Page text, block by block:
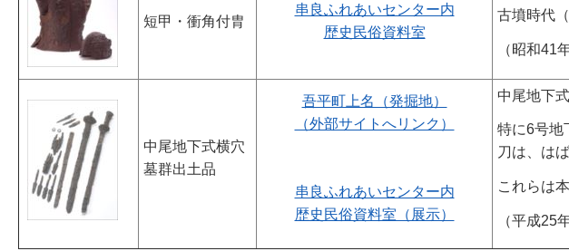
短甲・衝角付胄
串良ふれあいセンター内
歴史民俗資料室
古墳時代
（昭和41
中尾地下式横穴
墓群出土品
吾平町上名（発掘地）
（外部サイトへリンク）
串良ふれあいセンター内
歴史民俗資料室（展示）
中尾地下
特に6号地
刀は、は
これらは
（平成25